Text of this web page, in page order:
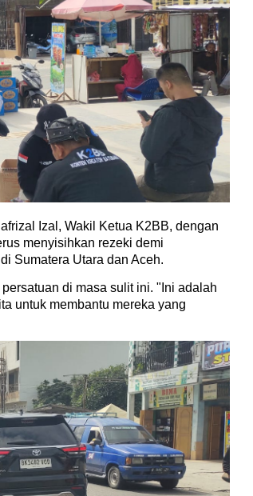
Izal, Wakil Ketua K2BB, dengan
menyisihkan rezeki demi
Sumatera Utara dan Aceh.
di masa sulit ini. "Ini adalah
untuk membantu mereka yang